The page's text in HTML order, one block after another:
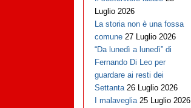
Luglio 2026
La storia non è una fossa
comune 27 Luglio 2026
“Da lunedì a lunedì” di
Fernando Di Leo per
guardare ai resti dei
Settanta 26 Luglio 2026
I malaveglia 25 Luglio 2026